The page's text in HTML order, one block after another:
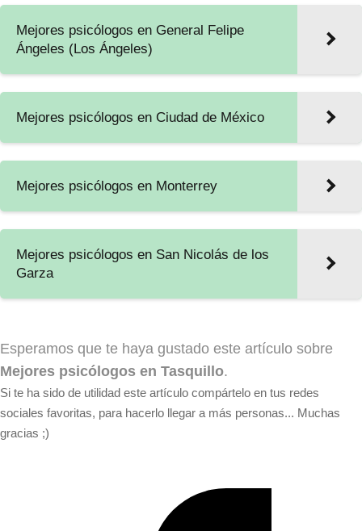
Mejores psicólogos en General Felipe
Ángeles (Los Ángeles)
Mejores psicólogos en Ciudad de México
Mejores psicólogos en Monterrey
Mejores psicólogos en San Nicolás de los
Garza
Esperamos que te haya gustado este artículo sobre
Mejores psicólogos en Tasquillo.
Si te ha sido de utilidad este artículo compártelo en tus redes
sociales favoritas, para hacerlo llegar a más personas... Muchas
gracias ;)